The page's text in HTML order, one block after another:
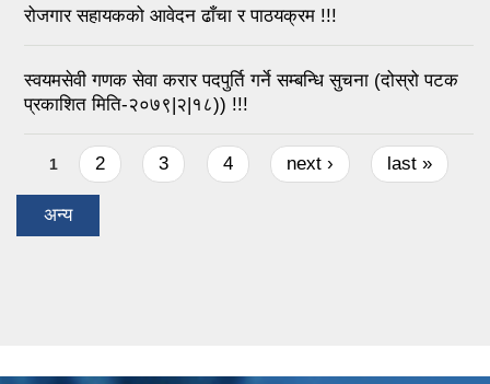
रोजगार सहायकको आवेदन ढाँचा र पाठयक्रम !!!
स्वयमसेवी गणक सेवा करार पदपुर्ति गर्ने सम्बन्धि सुचना (दोस्रो पटक
प्रकाशित मिति-२०७९|२|१८)) !!!
Pages
1 2 3 4 next › last »
अन्य